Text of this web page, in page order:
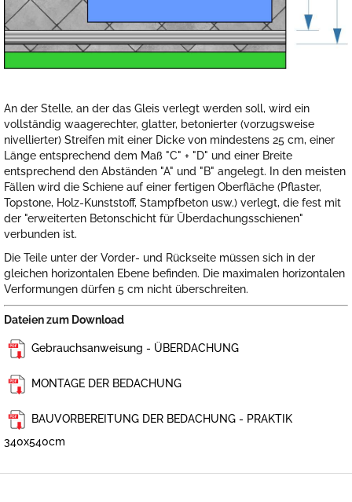
An der Stelle, an der das Gleis verlegt werden soll, wird ein
vollständig waagerechter, glatter, betonierter (vorzugsweise
nivellierter) Streifen mit einer Dicke von mindestens 25 cm, einer
Länge entsprechend dem Maß "C" + "D" und einer Breite
entsprechend den Abständen "A" und "B" angelegt. In den meisten
Fällen wird die Schiene auf einer fertigen Oberfläche (Pflaster,
Topstone, Holz-Kunststoff, Stampfbeton usw.) verlegt, die fest mit
der "erweiterten Betonschicht für Überdachungsschienen"
verbunden ist.
Die Teile unter der Vorder- und Rückseite müssen sich in der
gleichen horizontalen Ebene befinden. Die maximalen horizontalen
Verformungen dürfen 5 cm nicht überschreiten.
Dateien zum Download
Gebrauchsanweisung - ÜBERDACHUNG
MONTAGE DER BEDACHUNG
BAUVORBEREITUNG DER BEDACHUNG - PRAKTIK
340x540cm